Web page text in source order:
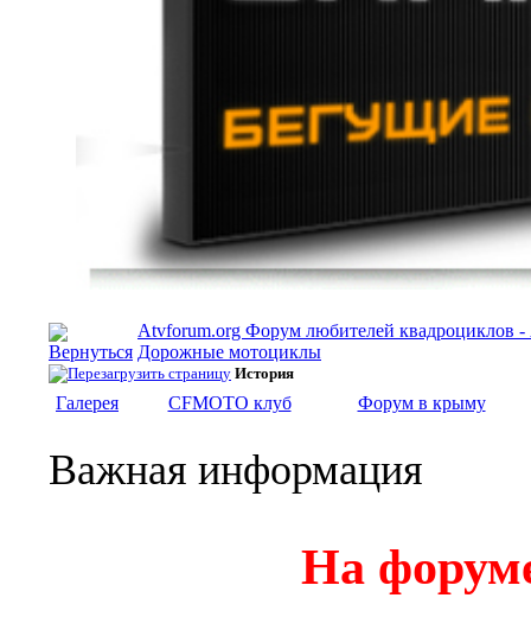
Atvforum.org Форум любителей квадроциклов
Дорожные мотоциклы
История
Галерея CFMOTO клуб Форум в крыму
Важная информация
На